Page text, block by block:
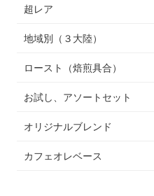
超レア
地域別（３大陸）
ロースト（焙煎具合）
お試し、アソートセット
オリジナルブレンド
カフェオレベース